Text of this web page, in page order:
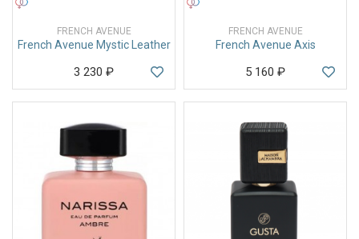
FRENCH AVENUE
French Avenue Mystic Leather
3 230 ₽
FRENCH AVENUE
French Avenue Axis
5 160 ₽